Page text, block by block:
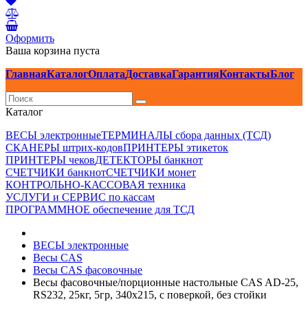
Оформить
Ваша корзина пуста
ГлавнаяКаталогОплатаДоставкаГарантияКонтактыБлог
Каталог
ВЕСЫ электронныеТЕРМИНАЛЫ сбора данных (ТСД)
СКАНЕРЫ штрих-кодовПРИНТЕРЫ этикеток
ПРИНТЕРЫ чековДЕТЕКТОРЫ банкнот
СЧЕТЧИКИ банкнотСЧЕТЧИКИ монет
КОНТРОЛЬНО-КАССОВАЯ техника
УСЛУГИ и СЕРВИС по кассам
ПРОГРАММНОЕ обеспечение для ТСД
ВЕСЫ электронные
Весы CAS
Весы CAS фасовочные
Весы фасовочные/порционные настольные CAS AD-25,
RS232, 25кг, 5гр, 340x215, с поверкой, без стойки